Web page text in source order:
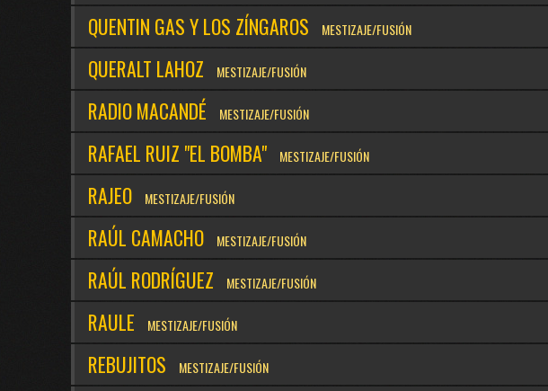
QUENTIN GAS Y LOS ZÍNGAROS MESTIZAJE/FUSIÓN
QUERALT LAHOZ MESTIZAJE/FUSIÓN
RADIO MACANDÉ MESTIZAJE/FUSIÓN
RAFAEL RUIZ "EL BOMBA" MESTIZAJE/FUSIÓN
RAJEO MESTIZAJE/FUSIÓN
RAÚL CAMACHO MESTIZAJE/FUSIÓN
RAÚL RODRÍGUEZ MESTIZAJE/FUSIÓN
RAULE MESTIZAJE/FUSIÓN
REBUJITOS MESTIZAJE/FUSIÓN